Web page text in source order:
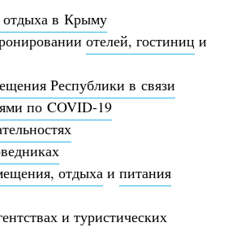
отдыха в Крыму
отелей, гостиниц и
Республики в связи
по COVID-19
отдыха и питания
и туристических